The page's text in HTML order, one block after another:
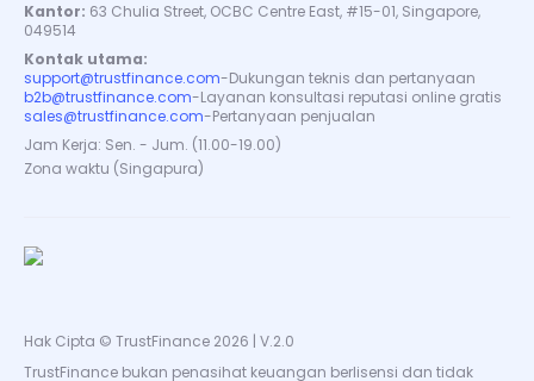
Kantor: 63 Chulia Street, OCBC Centre East, #15-01, Singapore,
049514
Kontak utama:
support@trustfinance.com-Dukungan teknis dan pertanyaan
b2b@trustfinance.com-Layanan konsultasi reputasi online gratis
sales@trustfinance.com-Pertanyaan penjualan
Jam Kerja: Sen. - Jum. (11.00-19.00)
Zona waktu (Singapura)
Hak Cipta © TrustFinance 2026 | V.2.0
TrustFinance bukan penasihat keuangan berlisensi dan tidak